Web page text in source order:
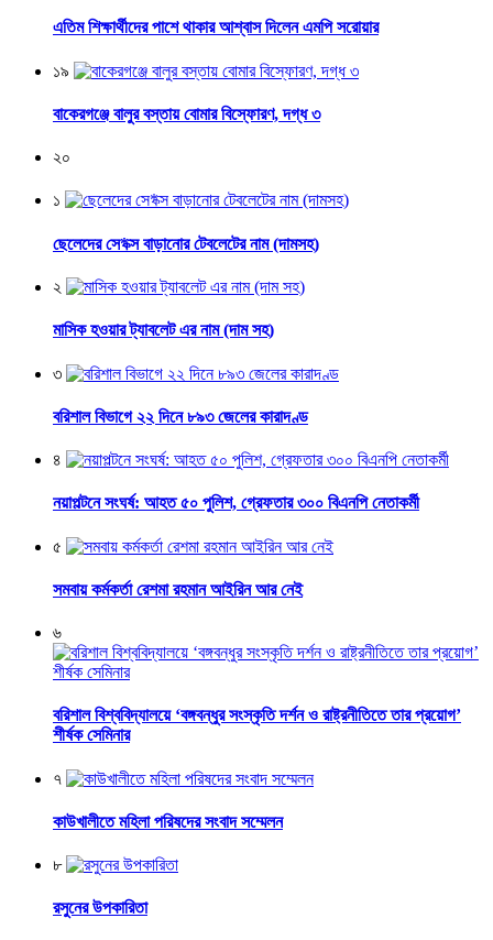
এতিম শিক্ষার্থীদের পাশে থাকার আশ্বাস দিলেন এমপি সরোয়ার
১৯
বাকেরগঞ্জে বালুর বস্তায় বোমার বিস্ফোরণ, দগ্ধ ৩
২০
১
ছেলেদের সে*ক্স বাড়ানোর টেবলেটের নাম (দামসহ)
২
মাসিক হওয়ার ট্যাবলেট এর নাম (দাম সহ)
৩
বরিশাল বিভাগে ২২ দিনে ৮৯৩ জেলের কারাদণ্ড
৪
নয়াপল্টনে সংঘর্ষ: আহত ৫০ পুলিশ, গ্রেফতার ৩০০ বিএনপি নেতাকর্মী
৫
সমবায় কর্মকর্তা রেশমা রহমান আইরিন আর নেই
৬
বরিশাল বিশ্ববিদ্যালয়ে ‘বঙ্গবন্ধুর সংস্কৃতি দর্শন ও রাষ্ট্রনীতিতে তার প্রয়োগ’
শীর্ষক সেমিনার
৭
কাউখালীতে মহিলা পরিষদের সংবাদ সম্মেলন
৮
রসুনের উপকারিতা